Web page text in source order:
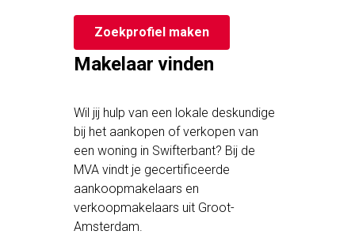
Zoekprofiel maken
Makelaar vinden
Wil jij hulp van een lokale deskundige
bij het aankopen of verkopen van
een woning in Swifterbant? Bij de
MVA vindt je gecertificeerde
aankoopmakelaars en
verkoopmakelaars uit Groot-
Amsterdam.